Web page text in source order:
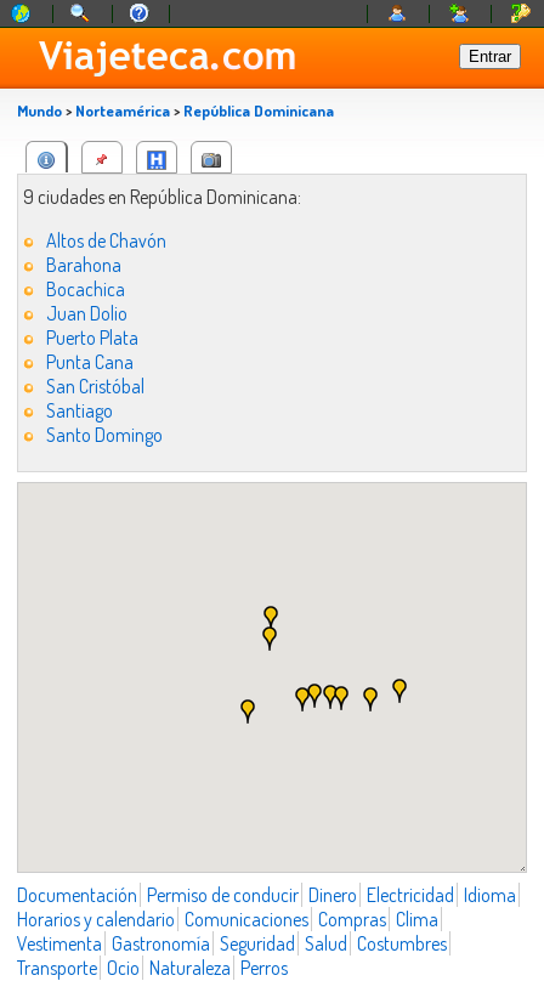
Mundo> Norteamérica> República Dominicana
9 ciudades en República Dominicana:
Altos de Chavón
Barahona
Bocachica
Juan Dolio
Puerto Plata
Punta Cana
San Cristóbal
Santiago
Santo Domingo
Documentación Permiso de conducir Dinero Electricidad Idioma
Horarios y calendario Comunicaciones Compras Clima
Vestimenta Gastronomía Seguridad Salud Costumbres
Transporte Ocio Naturaleza Perros